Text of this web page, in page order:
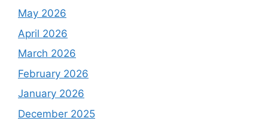
May 2026
April 2026
March 2026
February 2026
January 2026
December 2025